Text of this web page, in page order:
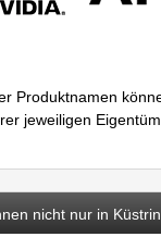
Produktnamen
jeweiligen
nicht nur in